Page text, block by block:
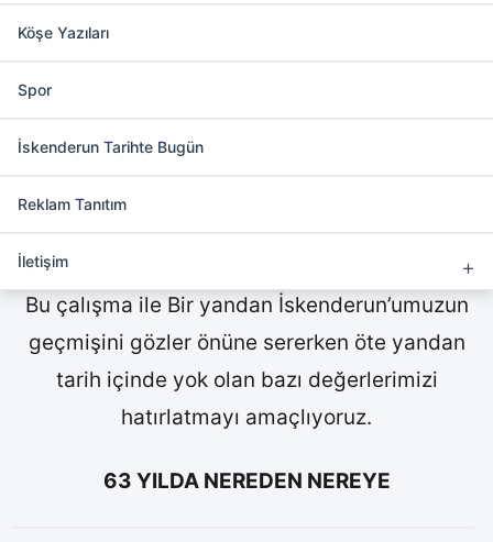
Köşe Yazıları
Spor
İskenderun Tarihte Bugün
Reklam Tanıtım
İletişim
İskenderun Tarihte Bugün
Körfez gazetesinin 70 yıllık arşivini siz değerli
okuyucularımızın beğenisine sunuyoruz.
Bu çalışma ile Bir yandan İskenderun’umuzun
geçmişini gözler önüne sererken öte yandan
tarih içinde yok olan bazı değerlerimizi
hatırlatmayı amaçlıyoruz.
63 YILDA NEREDEN NEREYE